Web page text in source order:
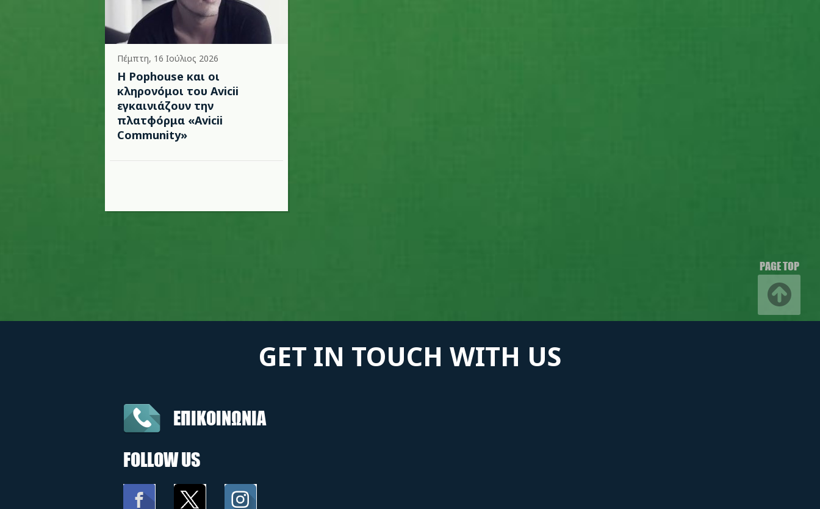
Πέμπτη, 16 Ιούλιος 2026
Η Pophouse και οι
κληρονόμοι του Avicii
εγκαινιάζουν την
πλατφόρμα «Avicii
Community»
PAGE TOP
GET IN TOUCH WITH US
ΕΠΙΚΟΙΝΩΝΙΑ
FOLLOW US